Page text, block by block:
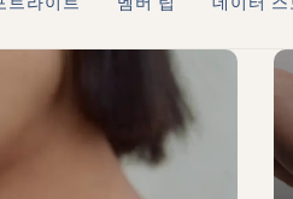
트라이트 멤버 팁 데이터 스